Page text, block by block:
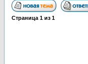
Страница 1 из 1